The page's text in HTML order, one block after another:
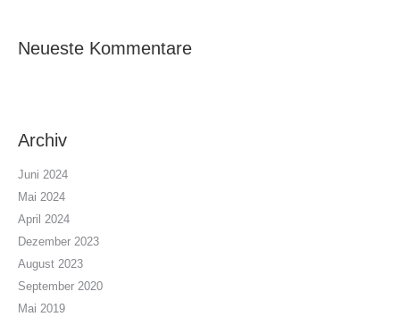
Neueste Kommentare
Archiv
Juni 2024
Mai 2024
April 2024
Dezember 2023
August 2023
September 2020
Mai 2019